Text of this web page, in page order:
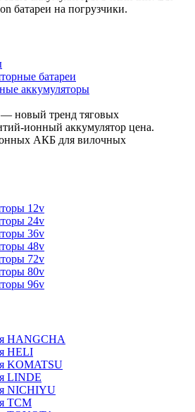
батареи на погрузчики.
батареи
аккумуляторы
— новый тренд тяговых
ионный аккумулятор цена.
АКБ для вилочных
12v
24v
36v
48v
72v
80v
96v
HANGCHA
HELI
KOMATSU
LINDE
NICHIYU
TCM